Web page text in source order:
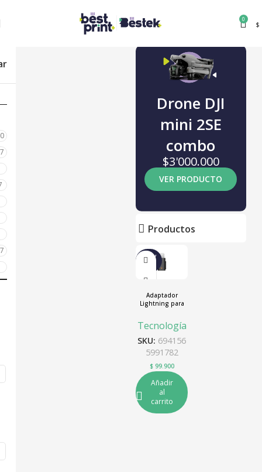
0
$
Drone DJI
mini 2SE
combo
$3'000.000
VER PRODUCTO
Productos
NUEV
O
Adaptador
Lightning para
Tecnología
SKU: 694156
5991782
$99.900
Añadir
al
carrito